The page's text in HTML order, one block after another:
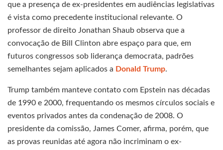
que a presença de ex-presidentes em audiências legislativas
é vista como precedente institucional relevante. O
professor de direito Jonathan Shaub observa que a
convocação de Bill Clinton abre espaço para que, em
futuros congressos sob liderança democrata, padrões
semelhantes sejam aplicados a Donald Trump.
Trump também manteve contato com Epstein nas décadas
de 1990 e 2000, frequentando os mesmos círculos sociais e
eventos privados antes da condenação de 2008. O
presidente da comissão, James Comer, afirma, porém, que
as provas reunidas até agora não incriminam o ex-